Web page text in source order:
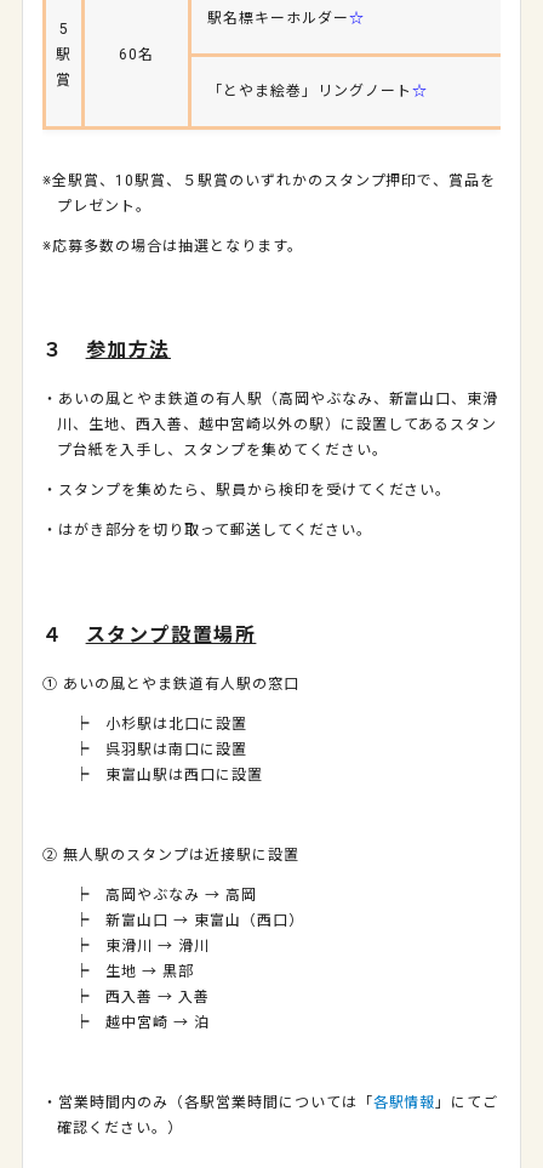
5
駅
賞
60名
駅名標キーホルダー☆
「とやま絵巻」リングノート ☆
※全駅賞、10駅賞、５駅賞のいずれかのスタンプ押印で、賞品を
プレゼント。
※応募多数の場合は抽選となります。
３ 参加方法
・あいの風とやま鉄道の有人駅（高岡やぶなみ、新富山口、東滑
川、生地、西入善、越中宮崎以外の駅）に設置してあるスタン
プ台紙を入手し、スタンプを集めてください。
・スタンプを集めたら、駅員から検印を受けてください。
・はがき部分を切り取って郵送してください。
４ スタンプ設置場所
① あいの風とやま鉄道有人駅の窓口
┝ 小杉駅は北口に設置
┝ 呉羽駅は南口に設置
┝ 東富山駅は西口に設置
② 無人駅のスタンプは近接駅に設置
┝ 高岡やぶなみ → 高岡
┝ 新富山口 → 東富山（西口）
┝ 東滑川 → 滑川
┝ 生地 → 黒部
┝ 西入善 → 入善
┝ 越中宮崎 → 泊
・営業時間内のみ（各駅営業時間については「各駅情報 」にてご
確認ください。）